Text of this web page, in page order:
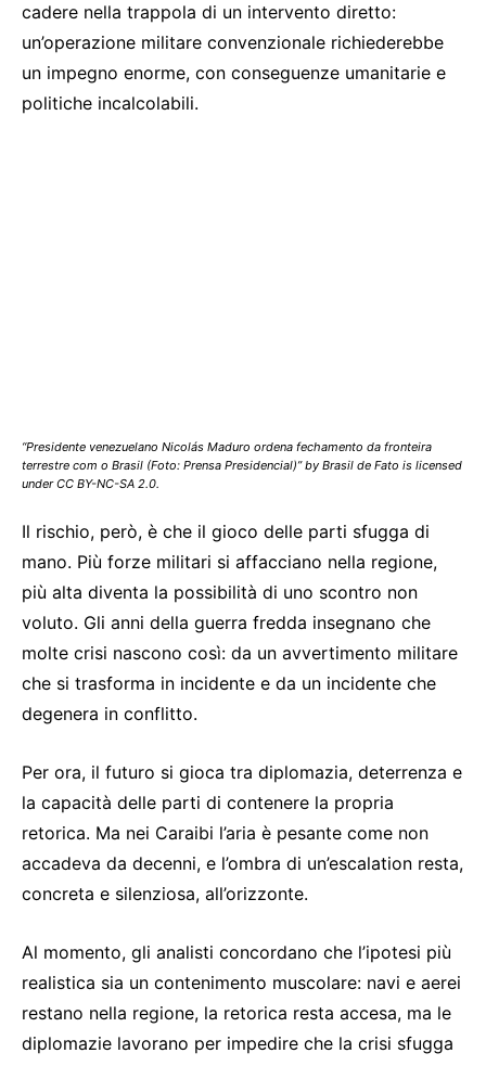
cadere nella trappola di un intervento diretto:
un’operazione militare convenzionale richiederebbe
un impegno enorme, con conseguenze umanitarie e
politiche incalcolabili.
“Presidente venezuelano Nicolás Maduro ordena fechamento da fronteira
terrestre com o Brasil (Foto: Prensa Presidencial)” by Brasil de Fato is licensed
under CC BY-NC-SA 2.0.
Il rischio, però, è che il gioco delle parti sfugga di
mano. Più forze militari si affacciano nella regione,
più alta diventa la possibilità di uno scontro non
voluto. Gli anni della guerra fredda insegnano che
molte crisi nascono così: da un avvertimento militare
che si trasforma in incidente e da un incidente che
degenera in conflitto.
Per ora, il futuro si gioca tra diplomazia, deterrenza e
la capacità delle parti di contenere la propria
retorica. Ma nei Caraibi l’aria è pesante come non
accadeva da decenni, e l’ombra di un’escalation resta,
concreta e silenziosa, all’orizzonte.
Al momento, gli analisti concordano che l’ipotesi più
realistica sia un contenimento muscolare: navi e aerei
restano nella regione, la retorica resta accesa, ma le
diplomazie lavorano per impedire che la crisi sfugga